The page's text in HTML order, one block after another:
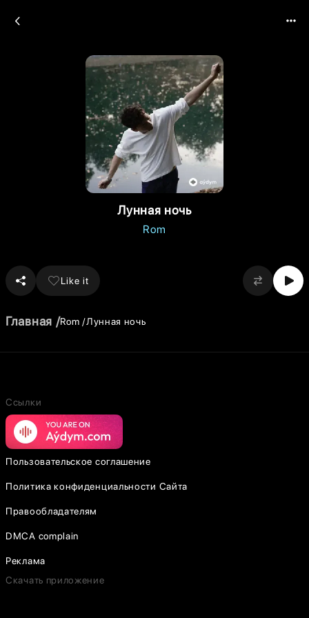
Лунная ночь
Rom
Like it
Главная Rom Лунная ночь
Ссылки
Пользовательское соглашение
Политика конфиденциальности Сайта
Правообладателям
DMCA complain
Реклама
Скачать приложение